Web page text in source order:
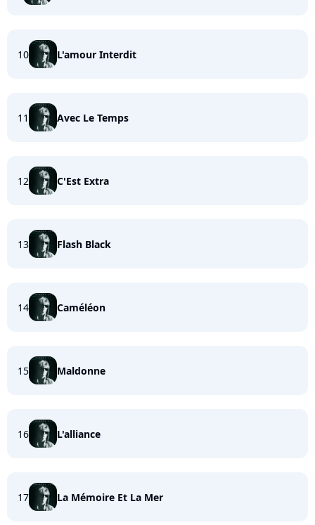
10 L'amour Interdit
11 Avec Le Temps
12 C'Est Extra
13 Flash Black
14 Caméléon
15 Maldonne
16 L'alliance
17 La Mémoire Et La Mer